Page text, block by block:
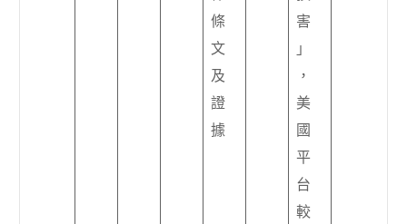
條
文
及
證
據
害
」
，
美
國
平
台
較